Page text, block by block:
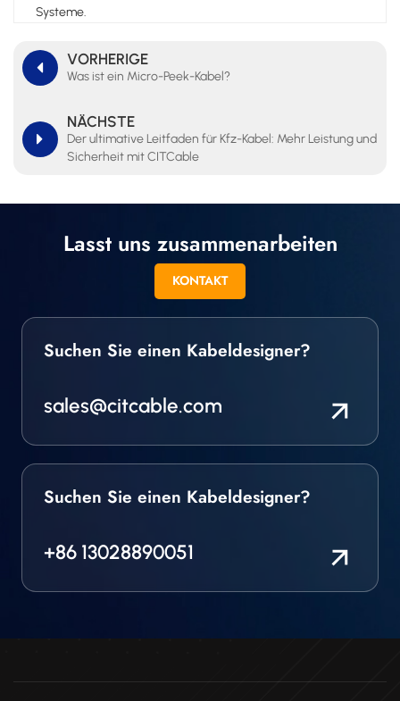
Systeme.
VORHERIGE
Was ist ein Micro-Peek-Kabel?
NÄCHSTE
Der ultimative Leitfaden für Kfz-Kabel: Mehr Leistung und
Sicherheit mit CITCable
Lasst uns zusammenarbeiten
KONTAKT
Suchen Sie einen Kabeldesigner?
sales@citcable.com
Suchen Sie einen Kabeldesigner?
+86 13028890051